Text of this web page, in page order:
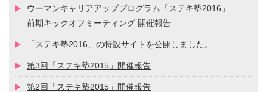
ウーマンキャリアアッププログラム「ステキ塾2016」
前期キックオフミーティング 開催報告
「ステキ塾2016」の特設サイトを公開しました。
第3回「ステキ塾2015」開催報告
第2回「ステキ塾2015」開催報告